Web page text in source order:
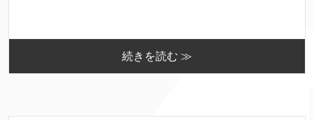
続きを読む ≫